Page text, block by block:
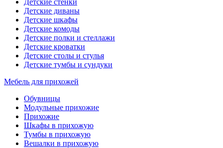
Детские диваны
Детские шкафы
Детские комоды
Детские полки и стеллажи
Детские кроватки
Детские столы и стулья
Детские тумбы и сундуки
Мебель для прихожей
Обувницы
Модульные прихожие
Прихожие
Шкафы в прихожую
Тумбы в прихожую
Вешалки в прихожую